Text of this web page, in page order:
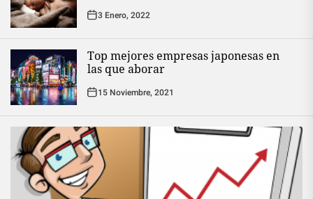
3 Enero, 2022
Top mejores empresas japonesas en
las que aborar
15 Noviembre, 2021